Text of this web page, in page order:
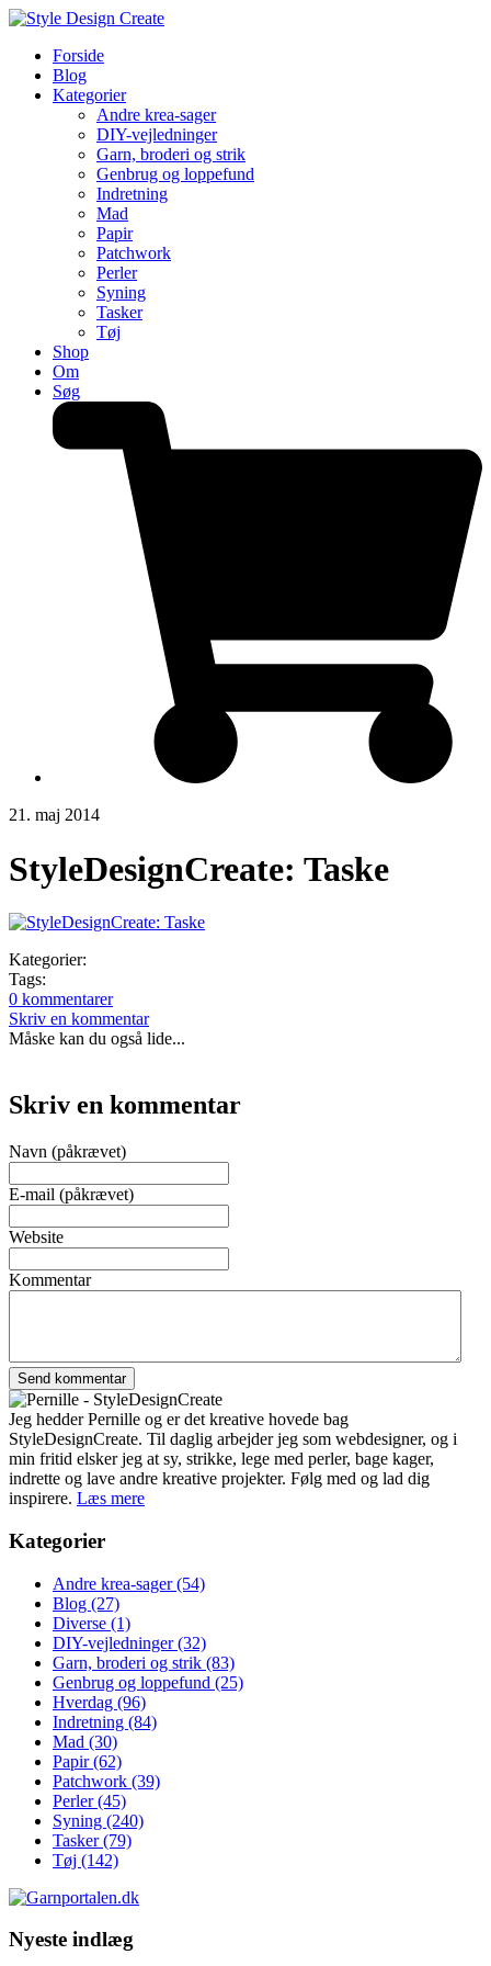
Forside
Blog
Kategorier
Andre krea-sager
DIY-vejledninger
Garn, broderi og strik
Genbrug og loppefund
Indretning
Mad
Papir
Patchwork
Perler
Syning
Tasker
Tøj
Shop
Om
Søg
21. maj 2014
StyleDesignCreate: Taske
Kategorier:
Tags:
0 kommentarer
Skriv en kommentar
Måske kan du også lide...
Skriv en kommentar
Navn (påkrævet)
E-mail (påkrævet)
Website
Kommentar
Jeg hedder Pernille og er det kreative hovede bag
StyleDesignCreate. Til daglig arbejder jeg som webdesigner, og i
min fritid elsker jeg at sy, strikke, lege med perler, bage kager,
indrette og lave andre kreative projekter. Følg med og lad dig
inspirere. Læs mere
Kategorier
Andre krea-sager(54)
Blog (27)
Diverse (1)
DIY-vejledninger(32)
Garn, broderi og strik (83)
Genbrug og loppefund (25)
Hverdag (96)
Indretning (84)
Mad (30)
Papir(62)
Patchwork (39)
Perler(45)
Syning (240)
Tasker(79)
Tøj (142)
Nyeste indlæg